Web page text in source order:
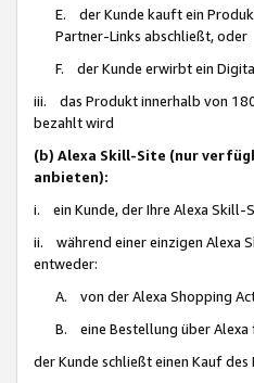
E. der Kunde kauft ein
Partner-Links abschließt, oder
F. der Kunde erwirbt ein
iii. das Produkt innerhalb von
bezahlt wird
(b) Alexa Skill-Site (nur
anbieten):
i. ein Kunde, der Ihre Alexa Skill-
ii. während einer einzigen Alexa
entweder:
A. von der Alexa Shopping
B. eine Bestellung über Alexa
der Kunde schließt einen Kauf